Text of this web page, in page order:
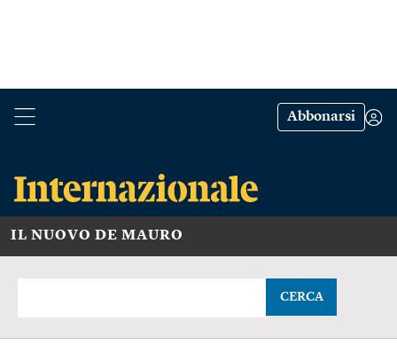
Abbonarsi
IL NUOVO DE MAURO
CERCA